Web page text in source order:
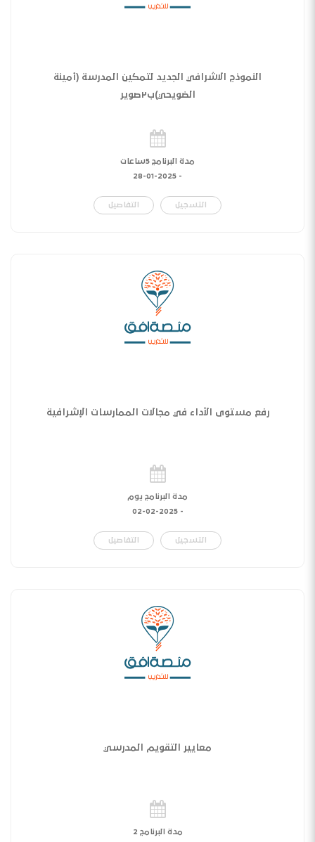
النموذج الاشرافي الجديد لتمكين المدرسة (أمينة
الضويحي)ب٢صوير
مدة البرنامج 5ساعات
-
28-01-2025
التسجيل التفاصيل
رفع مستوى الأداء في مجالات الممارسات الإشرافية
مدة البرنامج يوم
-
02-02-2025
التسجيل التفاصيل
معايير التقويم المدرسي
مدة البرنامج 2